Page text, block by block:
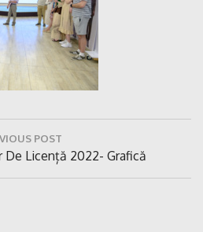
POST
Licență 2022- Grafică